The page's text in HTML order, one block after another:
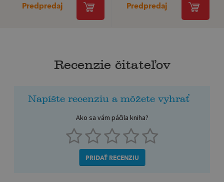
Predpredaj Predpredaj
Recenzie čitateľov
Napíšte recenziu a môžete vyhrať
Ako sa vám páčila kniha?
PRIDAŤ RECENZIU